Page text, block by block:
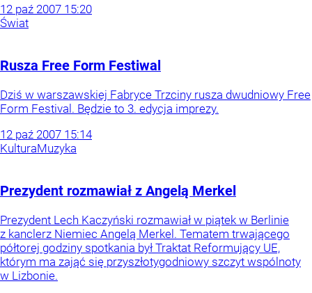
12 paź 2007 15:20
Świat
Rusza Free Form Festiwal
Dziś w warszawskiej Fabryce Trzciny rusza dwudniowy Free
Form Festival. Będzie to 3. edycja imprezy.
12 paź 2007 15:14
KulturaMuzyka
Prezydent rozmawiał z Angelą Merkel
Prezydent Lech Kaczyński rozmawiał w piątek w Berlinie
z kanclerz Niemiec Angelą Merkel. Tematem trwającego
półtorej godziny spotkania był Traktat Reformujący UE,
którym ma zająć się przyszłotygodniowy szczyt wspólnoty
w Lizbonie.